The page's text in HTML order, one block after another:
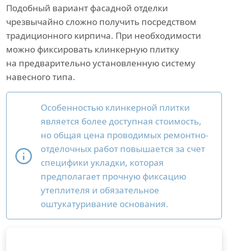
Подобный вариант фасадной отделки
чрезвычайно сложно получить посредством
традиционного кирпича. При необходимости
можно фиксировать клинкерную плитку
на предварительно установленную систему
навесного типа.
Особенностью клинкерной плитки
является более доступная стоимость,
но общая цена проводимых ремонтно-
отделочных работ повышается за счет
специфики укладки, которая
предполагает прочную фиксацию
утеплителя и обязательное
оштукатуривание основания.